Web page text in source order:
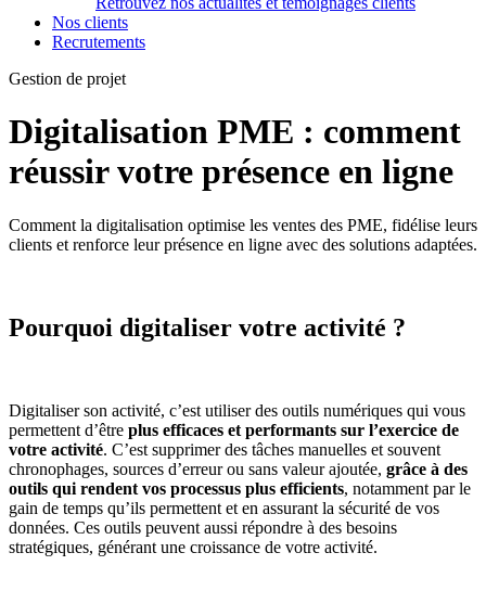
Nos clients
Recrutements
Gestion de projet
Digitalisation PME : comment
réussir votre présence en ligne
Comment la digitalisation optimise les ventes des PME, fidélise leurs
clients et renforce leur présence en ligne avec des solutions adaptées.
Pourquoi digitaliser votre activité ?
Digitaliser son activité, c’est utiliser des outils numériques qui vous
permettent d’être plus efficaces et performants sur l’exercice de
votre activité. C’est supprimer des tâches manuelles et souvent
chronophages, sources d’erreur ou sans valeur ajoutée, grâce à des
outils qui rendent vos processus plus efficients, notamment par le
gain de temps qu’ils permettent et en assurant la sécurité de vos
données. Ces outils peuvent aussi répondre à des besoins
stratégiques, générant une croissance de votre activité.